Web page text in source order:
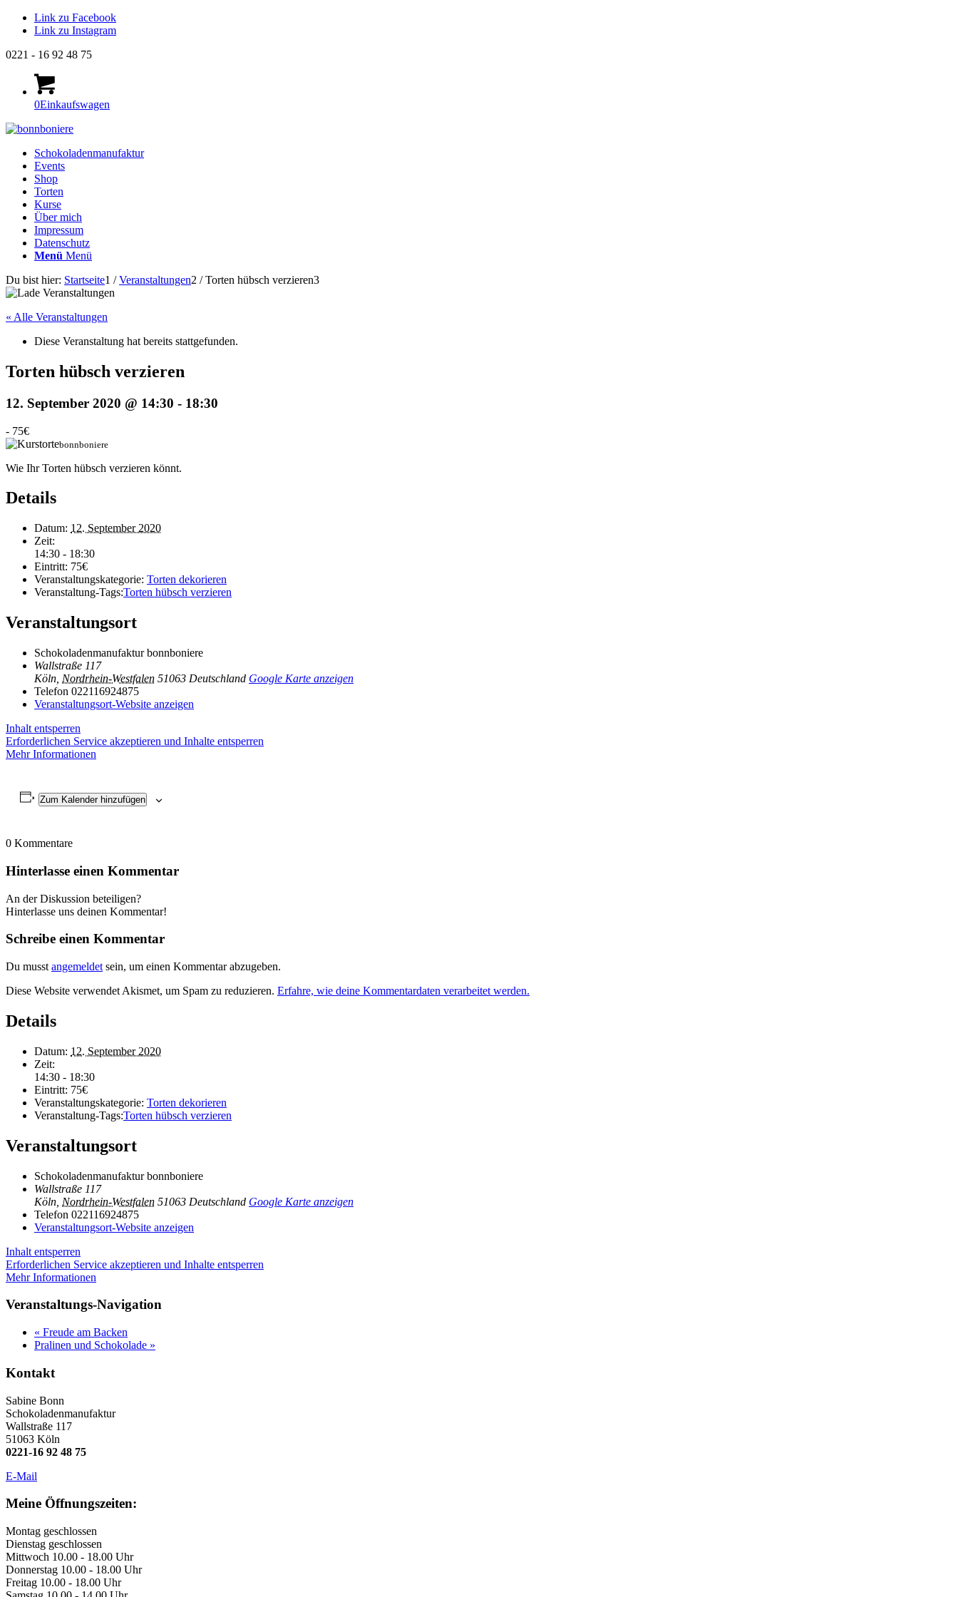
Link zu Facebook
Link zu Instagram
0221 - 16 92 48 75
0Einkaufswagen
Schokoladenmanufaktur
Events
Shop
Torten
Kurse
Über mich
Impressum
Datenschutz
Menü Menü
Du bist hier: Startseite1 / Veranstaltungen2 / Torten hübsch verzieren3
« Alle Veranstaltungen
Diese Veranstaltung hat bereits stattgefunden.
Torten hübsch verzieren
12. September 2020 @ 14:30 - 18:30
- 75€
bonnboniere
Wie Ihr Torten hübsch verzieren könnt.
Details
Datum: 12. September 2020
Zeit:
14:30 - 18:30
Eintritt: 75€
Veranstaltungskategorie: Torten dekorieren
Veranstaltung-Tags:Torten hübsch verzieren
Veranstaltungsort
Schokoladenmanufaktur bonnboniere
Wallstraße 117
Köln Nordrhein-Westfalen 51063 Deutschland Google Karte anzeigen
Telefon 022116924875
Veranstaltungsort-Website anzeigen
Inhalt entsperren
Erforderlichen Service akzeptieren und Inhalte entsperren
Mehr Informationen
Zum Kalender hinzufügen
0 Kommentare
Hinterlasse einen Kommentar
An der Diskussion beteiligen?
Hinterlasse uns deinen Kommentar!
Schreibe einen Kommentar
Du musst angemeldet sein, um einen Kommentar abzugeben.
Diese Website verwendet Akismet, um Spam zu reduzieren. Erfahre, wie deine Kommentardaten verarbeitet werden.
Details
Datum: 12. September 2020
Zeit:
14:30 - 18:30
Eintritt: 75€
Veranstaltungskategorie: Torten dekorieren
Veranstaltung-Tags:Torten hübsch verzieren
Veranstaltungsort
Schokoladenmanufaktur bonnboniere
Wallstraße 117
Köln Nordrhein-Westfalen 51063 Deutschland Google Karte anzeigen
Telefon 022116924875
Veranstaltungsort-Website anzeigen
Inhalt entsperren
Erforderlichen Service akzeptieren und Inhalte entsperren
Mehr Informationen
Veranstaltungs-Navigation
« Freude am Backen
Pralinen und Schokolade »
Kontakt
Sabine Bonn
Schokoladenmanufaktur
Wallstraße 117
51063 Köln
0221-16 92 48 75
E-Mail
Meine Öffnungszeiten:
Montag geschlossen
Dienstag geschlossen
Mittwoch 10.00 - 18.00 Uhr
Donnerstag 10.00 - 18.00 Uhr
Freitag 10.00 - 18.00 Uhr